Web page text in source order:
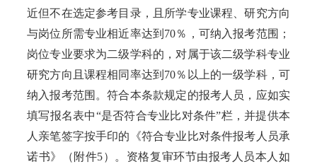
近但不在选定参考目录，且所学专业课程、研究方向
与岗位所需专业相近率达到70％，可纳入报考范围；
岗位专业要求为二级学科的，对属于该二级学科专业
研究方向且课程相同率达到70％以上的一级学科，可
纳入报考范围。符合本条款规定的报考人员，应如实
填写报名表中“是否符合专业比对条件”栏，并提供本
人亲笔签字按手印的《符合专业比对条件报考人员承
诺书》（附件5）。资格复审环节由报考人员本人如